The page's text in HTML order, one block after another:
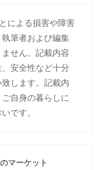
による損害や障害
筆者および編集
せん。記載内容
安全性など十分
します。記載内
自身の暮らしに
です。
マーケット